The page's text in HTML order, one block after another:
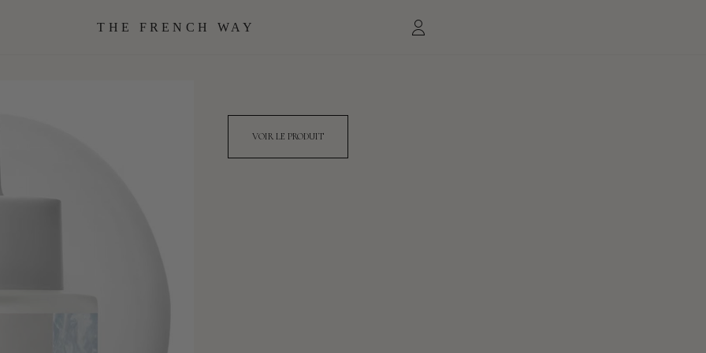
THE FRENCH WAY
VOIR LE PRODUIT